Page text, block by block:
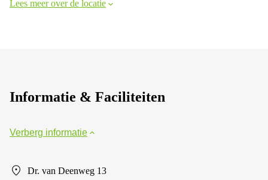
Lees meer over de locatie
Informatie & Faciliteiten
Verberg informatie
Dr. van Deenweg 13